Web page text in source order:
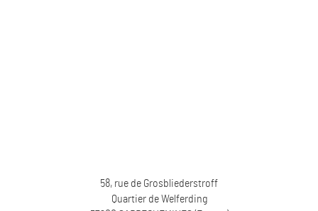
58, rue de Grosbliederstroff
Quartier de Welferding